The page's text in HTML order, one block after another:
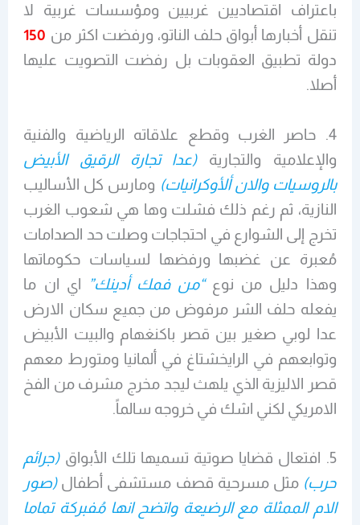
باعتراف اقتصاديين غربيين ومؤسسات غربية لا
تنقل أخبارها أبواق حلف الناتو، ورفضت اكثر من 150
دولة تطبيق العقوبات بل رفضت التصويت عليها
أصلا.
4. حاصر الغرب وقطع علاقاته الرياضية والفنية
والإعلامية والتجارية(عدا تجارة الرقيق الأبيض
بالروسيات والان ألأوكرانيات) ومارس كل الأساليب
النازية، ثم رغم ذلك فشلت وها هي شعوب الغرب
تخرج إلى الشوارع في احتجاجات وصلت حد الصدامات
مُعبرة عن غضبها ورفضها لسياسات حكوماتها
وهذا دليل من نوع“من فمك أدينك”
اي ان ما
يفعله حلف الشر مرفوض من جميع سكان الارض
عدا لوبي صغير بين قصر باكنغهام والبيت الأبيض
وتوابعهم في الرايخشتاغ في ألمانيا ومتورط معهم
قصر الاليزية الذي يلهث ليجد مخرج مشرف من الفخ
الامريكي لكني اشك في خروجه سالماً.
5. افتعال قضايا صوتية تسميها تلك الأبواق
(جرائم
حرب) مثل مسرحية قصف مستشفى أطفال(صور
الام الممثلة مع الرضيعة واتضح انها مُفبركة تماما